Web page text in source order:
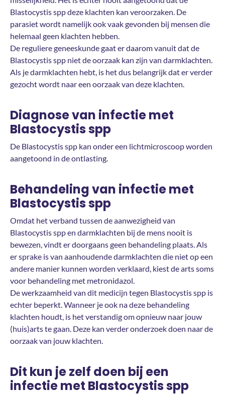
Blastocystis spp deze klachten kan veroorzaken. De
parasiet wordt namelijk ook vaak gevonden bij mensen die
helemaal geen klachten hebben.
De reguliere geneeskunde gaat er daarom vanuit dat de
Blastocystis spp niet de oorzaak kan zijn van darmklachten.
Als je darmklachten hebt, is het dus belangrijk dat er verder
gezocht wordt naar een oorzaak van deze klachten.
Diagnose van infectie met
Blastocystis spp
De Blastocystis spp kan onder een lichtmicroscoop worden
aangetoond in de ontlasting.
Behandeling van infectie met
Blastocystis spp
Omdat het verband tussen de aanwezigheid van
Blastocystis spp en darmklachten bij de mens nooit is
bewezen, vindt er doorgaans geen behandeling plaats. Als
er sprake is van aanhoudende darmklachten die niet op een
andere manier kunnen worden verklaard, kiest de arts soms
voor behandeling met metronidazol.
De werkzaamheid van dit medicijn tegen Blastocystis spp is
echter beperkt. Wanneer je ook na deze behandeling
klachten houdt, is het verstandig om opnieuw naar jouw
(huis)arts te gaan. Deze kan verder onderzoek doen naar de
oorzaak van jouw klachten.
Dit kun je zelf doen bij een
infectie met Blastocystis spp